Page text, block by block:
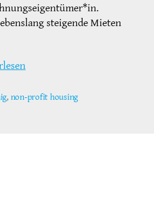
steigende Mieten
, non-profit housing